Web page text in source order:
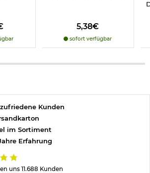
5,38€
sofort verfügbar
uns 11.688 Kunden
zufriedene Kunden
im Sortiment
Erfahrung